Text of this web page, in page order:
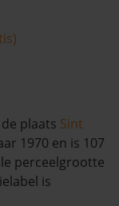
plaats Sint
1970 en is 107
perceelgrootte
is